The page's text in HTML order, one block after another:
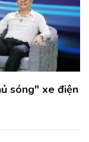
sóng" xe điện